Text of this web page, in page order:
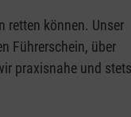
retten können. Unser
Führerschein, über
praxisnahe und stets